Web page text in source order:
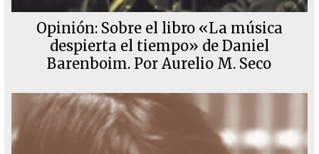
Opinión: Sobre el libro «La música
despierta el tiempo» de Daniel
Barenboim. Por Aurelio M. Seco